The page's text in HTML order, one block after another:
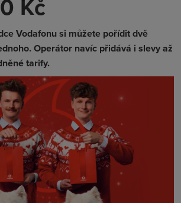
Kč
Vodafonu si můžete pořídit dvě
Operátor navíc přidává i slevy až
tarify.